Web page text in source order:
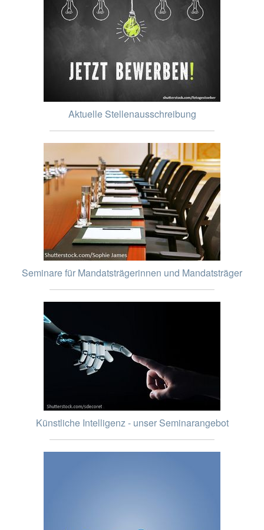
Aktuelle Stellenausschreibung
Seminare für Mandatsträgerinnen und Mandatsträger
Künstliche Intelligenz - unser Seminarangebot